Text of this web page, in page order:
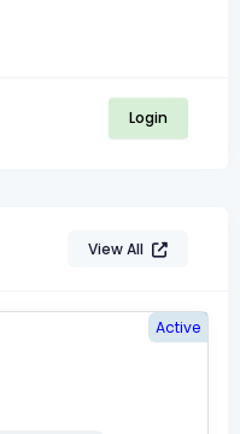
Login
View All
Active